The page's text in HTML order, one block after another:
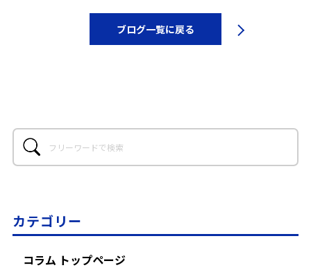
ブログ一覧に戻る
カテゴリー
コラム トップページ